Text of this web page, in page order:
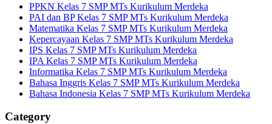
PPKN Kelas 7 SMP MTs Kurikulum Merdeka
PAI dan BP Kelas 7 SMP MTs Kurikulum Merdeka
Matematika Kelas 7 SMP MTs Kurikulum Merdeka
Kepercayaan Kelas 7 SMP MTs Kurikulum Merdeka
IPS Kelas 7 SMP MTs Kurikulum Merdeka
IPA Kelas 7 SMP MTs Kurikulum Merdeka
Informatika Kelas 7 SMP MTs Kurikulum Merdeka
Bahasa Inggris Kelas 7 SMP MTs Kurikulum Merdeka
Bahasa Indonesia Kelas 7 SMP MTs Kurikulum Merdeka
Category